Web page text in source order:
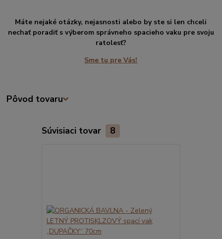
Máte nejaké otázky, nejasnosti alebo by ste si len chceli
nechať poradiť s výberom správneho spacieho vaku pre svoju
ratolesť?
Sme tu pre Vás!
Pôvod tovaru
Súvisiaci tovar 8